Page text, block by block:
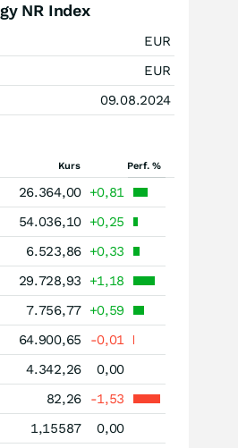
NR Index
EUR
EUR
09.08.2024
Kurs Perf. %
26.364,00 +0,81
54.036,10 +0,25
6.523,86 +0,33
29.728,93
+1,18
7.756,77 +0,59
64.900,65
-0,01
4.342,26
0,00
82,26
-1,53
1,15587 0,00